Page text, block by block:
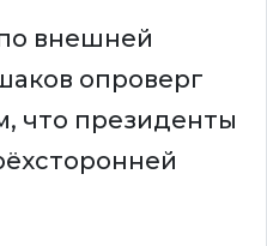
внешней
опроверг
что президенты